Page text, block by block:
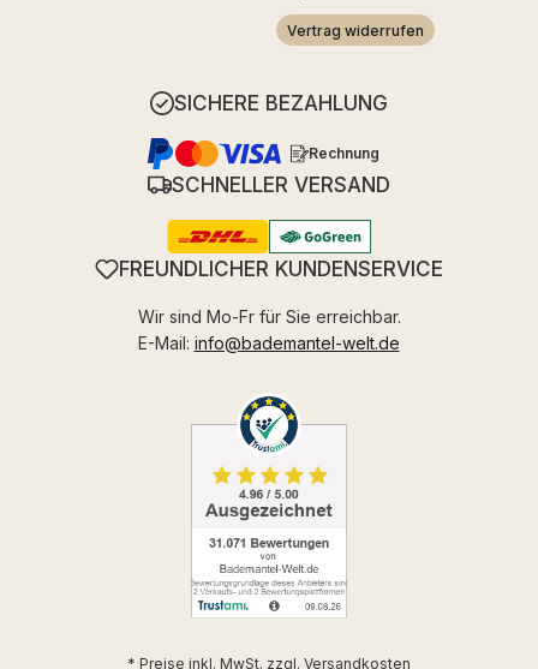
Vertrag widerrufen
SICHERE BEZAHLUNG
Rechnung
SCHNELLER VERSAND
FREUNDLICHER KUNDENSERVICE
Wir sind Mo-Fr für Sie erreichbar.
E-Mail: info@bademantel-welt.de
* Preise inkl. MwSt. zzgl. Versandkosten